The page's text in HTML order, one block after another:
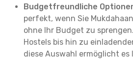
Budgetfreundliche
perfekt, wenn Sie
ohne Ihr Budget zu
Hostels bis hin zu
diese Auswahl ermöglicht es